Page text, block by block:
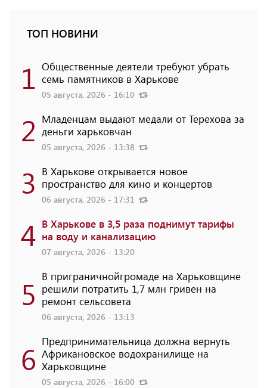
ТОП НОВИНИ
1 Общественные деятели требуют убрать
семь памятников в Харькове
05 августа, 2026 - 16:10
2 Младенцам выдают медали от Терехова за
деньги харьковчан
05 августа, 2026 - 13:38
3 В Харькове открывается новое
пространство для кино и концертов
06 августа, 2026 - 17:31
4 В Харькове в 3,5 раза поднимут тарифы
на воду и канализацию
07 августа, 2026 - 13:20
5 В приграничнойгромаде на Харьковщине
решили потратить 1,7 млн ​​гривен на
ремонт сельсовета
06 августа, 2026 - 13:13
6 Предпринимательница должна вернуть
Африкановское водохранилище на
Харьковщине
05 августа, 2026 - 16:00